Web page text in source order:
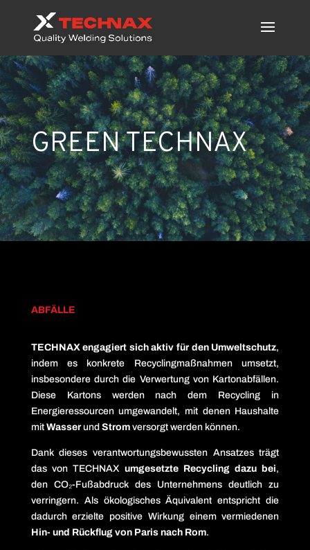
GREEN TECHNAX
ABFÄLLE
TECHNAX engagiert sich aktiv für den Umweltschutz,
indem es konkrete Recyclingmaßnahmen umsetzt,
insbesondere durch die Verwertung von Kartonabfällen.
Diese Kartons werden nach dem Recycling in
Energieressourcen umgewandelt, mit denen Haushalte
mit Wasserund Stromversorgt werden können.
Dank dieses verantwortungsbewussten Ansatzes trägt
das von TECHNAX umgesetzte Recycling dazu bei,
den CO₂-Fußabdruck des Unternehmens deutlich zu
verringern. Als ökologisches Äquivalent entspricht die
dadurch erzielte positive Wirkung einem vermiedenen
Hin- und Rückflug von Paris nach Rom.